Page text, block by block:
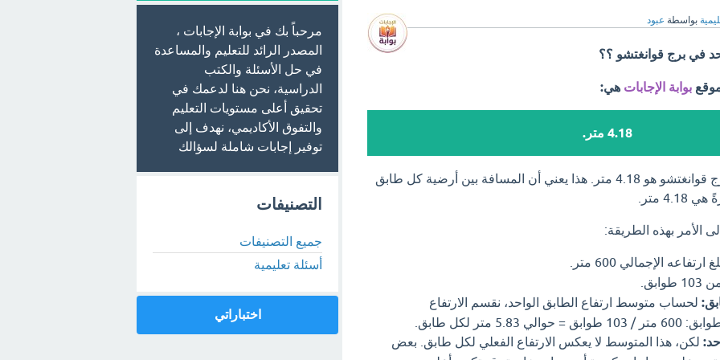
بواسطة عبود
في برج قوانغتشو ؟؟
بوابة الإجابات هي:
4.18 متر.
ارتفاع الطابق الواحد في برج قوانغتشو هو 4.18 متر. هذا يعني أن المسافة بين أرضية كل طابق
متر.
الأمر بهذه الطريقة:
ارتفاعه الإجمالي 600 متر.
لحساب متوسط ارتفاع الطابق الواحد، نقسم الارتفاع
متر لكل طابق.
لكن، هذا المتوسط لا يعكس الارتفاع الفعلي لكل طابق. بعض
مرحباً بك في بوابة الإجابات ،
المصدر الرائد للتعليم والمساعدة
في حل الأسئلة والكتب
الدراسية، نحن هنا لدعمك في
تحقيق أعلى مستويات التعليم
والتفوق الأكاديمي، نهدف إلى
توفير إجابات شاملة لسؤالك
التصنيفات
جميع التصنيفات
أسئلة تعليمية
اختباراتي